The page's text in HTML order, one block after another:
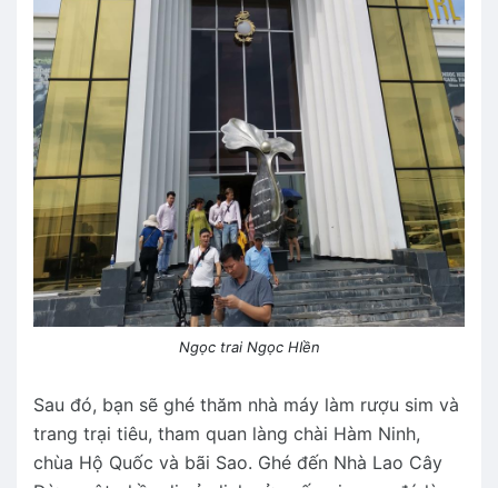
Ngọc trai Ngọc HIền
Sau đó, bạn sẽ ghé thăm nhà máy làm rượu sim và
trang trại tiêu, tham quan làng chài Hàm Ninh,
chùa Hộ Quốc và bãi Sao. Ghé đến Nhà Lao Cây